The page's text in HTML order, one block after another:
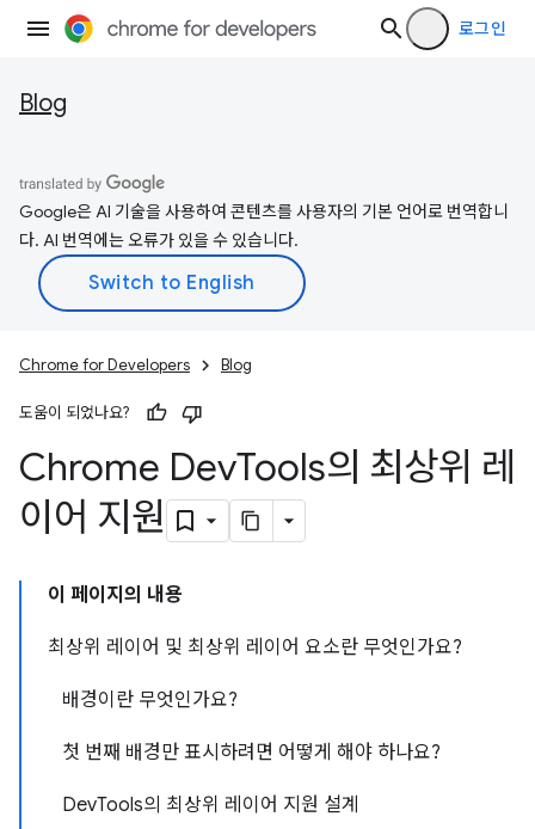
로그인
Blog
Google은 AI 기술을 사용하여 콘텐츠를 사용자의 기본 언어로 번역합니
다. AI 번역에는 오류가 있을 수 있습니다.
Chrome for Developers Blog
도움이 되었나요?
Chrome DevTools의 최상위 레
이어 지원
이 페이지의 내용
최상위 레이어 및 최상위 레이어 요소란 무엇인가요?
배경이란 무엇인가요?
첫 번째 배경만 표시하려면 어떻게 해야 하나요?
DevTools의 최상위 레이어 지원 설계